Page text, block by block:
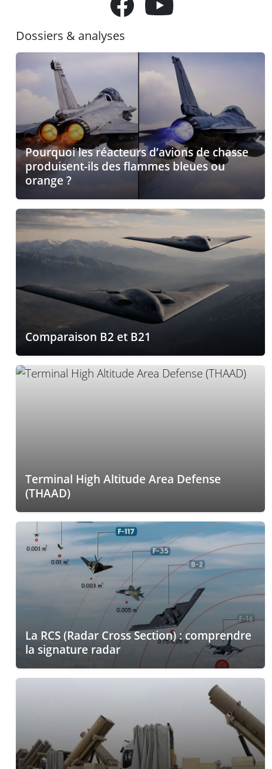
Dossiers & analyses
Pourquoi les réacteurs d’avions de chasse
produisent-ils des flammes bleues ou
orange ?
Comparaison B2 et B21
Terminal High Altitude Area Defense
(THAAD)
La RCS (Radar Cross Section) : comprendre
la signature radar